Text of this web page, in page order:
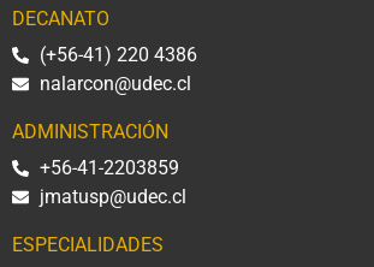
DECANATO
(+56-41) 220 4386
nalarcon@udec.cl
ADMINISTRACIÓN
+56-41-2203859
jmatusp@udec.cl
ESPECIALIDADES